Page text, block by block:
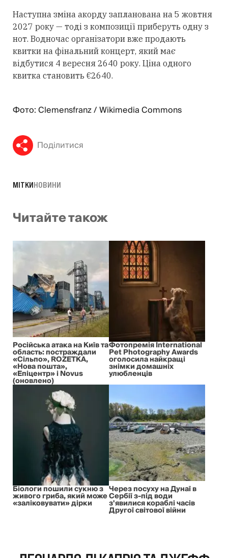
Наступна зміна акорду запланована на 5 жовтня
2027 року — тоді з композиції приберуть одну з
нот. Водночас організатори вже продають
квитки на фінальний концерт, який має
відбутися 4 вересня 2640 року. Ціна одного
квитка становить €2640.
Фото: Clemensfranz / Wikimedia Commons
Поділитися
МІТКИНОВИНИ
Читайте також
Російська атака на Київ та
область: постраждали
«Сільпо», ROZETKA,
«Нова пошта»,
«Епіцентр» і Novus
(оновлено)
Фотопремія International
Pet Photography Awards
оголосила найкращі
знімки домашніх
улюбленців
Біологи пошили сукню з
живого гриба, який може
«заліковувати» дірки
Через посуху на Дунаї в
Сербії з-під води
з'явилися кораблі часів
Другої світової війни